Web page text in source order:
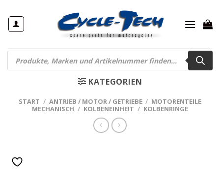
Inhalt
springen
Products
search
KATEGORIEN
START / ANTRIEB / MOTOR / GETRIEBE / MOTORENTEILE
MECHANISCH / KOLBENEINHEIT / KOLBENRINGE